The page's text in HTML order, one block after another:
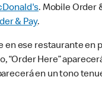
. Mobile Order
& Pay.
en ese restaurante en
“Order Here”
en un tono